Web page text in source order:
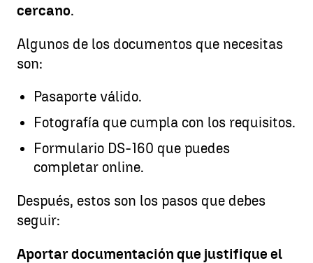
cercano.
Algunos de los documentos que necesitas
son:
Pasaporte válido.
Fotografía que cumpla con los requisitos.
Formulario DS-160 que puedes
completar online.
Después, estos son los pasos que debes
seguir:
Aportar documentación que justifique el